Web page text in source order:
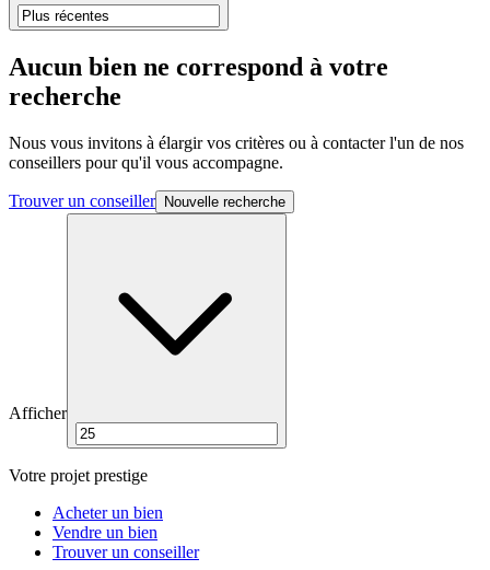
Aucun bien ne correspond à votre
recherche
Nous vous invitons à élargir vos critères ou à contacter l'un de nos
conseillers pour qu'il vous accompagne.
Trouver un conseiller Nouvelle recherche
Afficher
Votre projet prestige
Acheter un bien
Vendre un bien
Trouver un conseiller